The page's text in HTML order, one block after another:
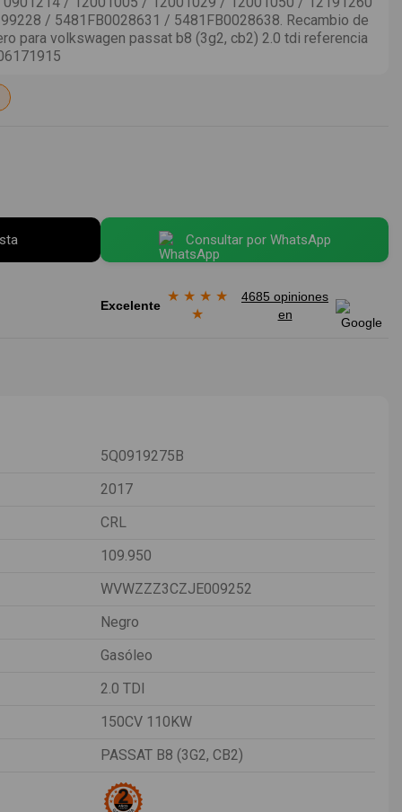
/ 5481FB0028631 / 5481FB0028638. Recambio de
para volkswagen passat b8 (3g2, cb2) 2.0 tdi referencia
Consultar por WhatsApp
Excelente
★ ★ ★ ★
★
4685 opiniones
en
5Q0919275B
2017
CRL
109.950
WVWZZZ3CZJE009252
Negro
Gasóleo
2.0 TDI
150CV 110KW
PASSAT B8 (3G2, CB2)